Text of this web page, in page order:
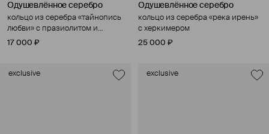
Одушевлённое серебро
кольцо из серебра «тайнопись
любви» с празиолитом и
культивированным жемчугом
17 000 ₽
Одушевлённое серебро
кольцо из серебра «река ирень»
с херкимером
25 000 ₽
exclusive exclusive